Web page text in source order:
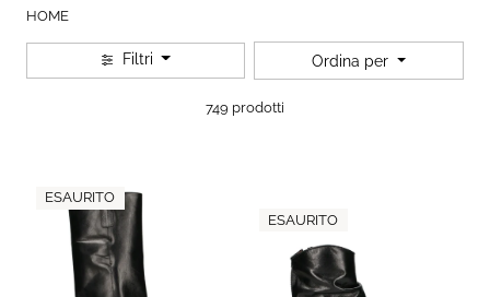
HOME
Filtri Ordina per
749 prodotti
ESAURITO
ESAURITO